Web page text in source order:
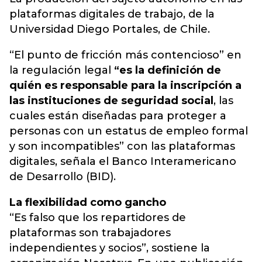
plataformas digitales de trabajo, de la
Universidad Diego Portales, de Chile.
“El punto de fricción más contencioso” en
la regulación legal “es la definición de
quién es responsable para la inscripción a
las instituciones de seguridad social , las
cuales están diseñadas para proteger a
personas con un estatus de empleo formal
y son incompatibles” con las plataformas
digitales, señala el Banco Interamericano
de Desarrollo (BID).
La flexibilidad como gancho
“Es falso que los repartidores de
plataformas son trabajadores
independientes y socios”, sostiene la